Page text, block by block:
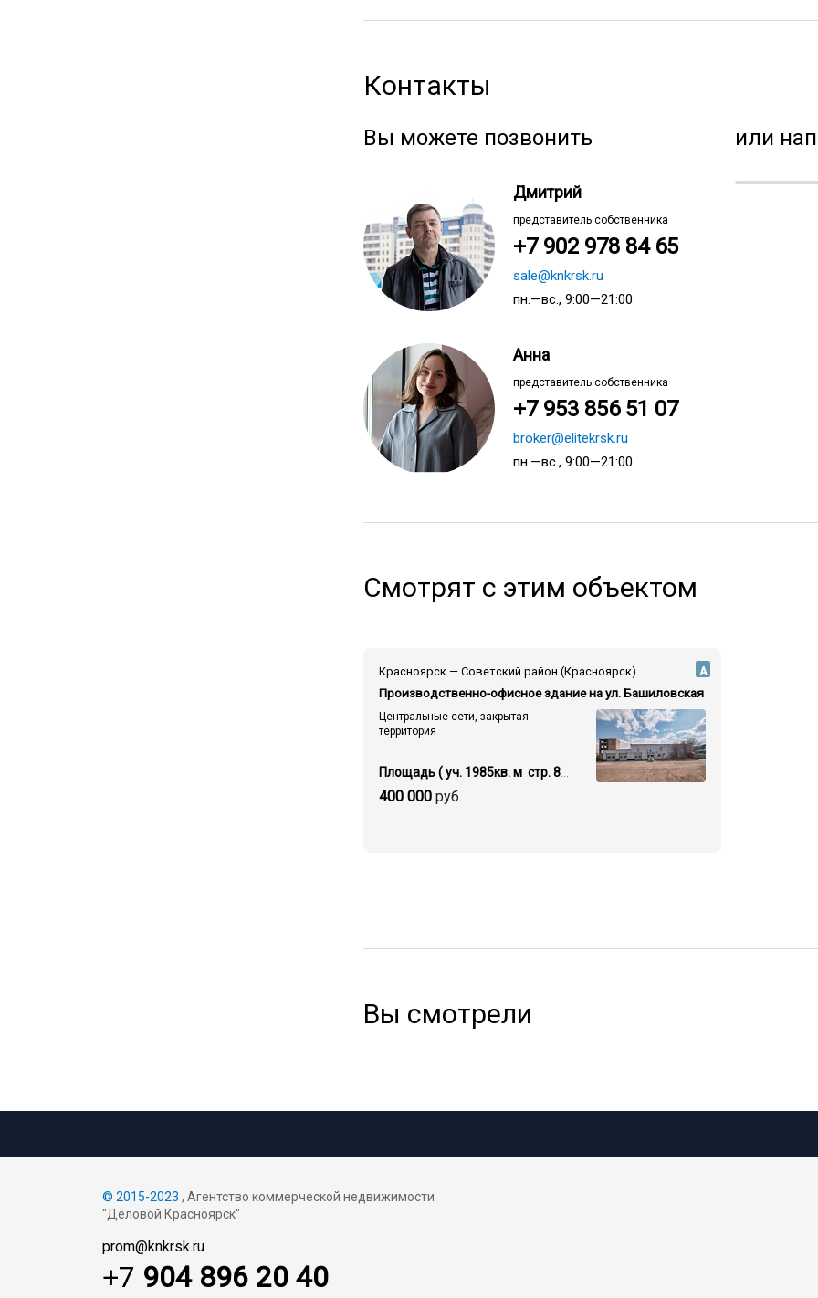
Контакты
Вы можете позвонить
Дмитрий
представитель собственника
+7 902 978 84 65
sale@knkrsk.ru
пн.—вс., 9:00—21:00
Анна
представитель собственника
+7 953 856 51 07
broker@elitekrsk.ru
пн.—вс., 9:00—21:00
или
Смотрят с этим объектом
Красноярск — Советский район (Красноярск) — ул.Башиловская
Производственно-офисное здание на ул. Башиловская
А
Центральные сети, закрытая
территория
400 000 руб.
Вы смотрели
© 2015-2023 , Агентство коммерческой недвижимости
"Деловой Красноярск"
+7 904 896 20 40
prom@knkrsk.ru